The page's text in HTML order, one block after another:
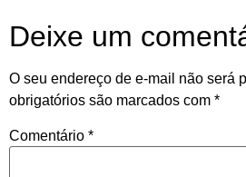
Deixe um
O seu endereço de e-mail não será
obrigatórios são marcados com *
Comentário *